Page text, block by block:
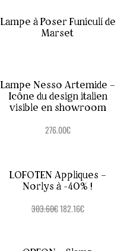
Lampe à Poser Funiculí de
Marset
Lampe Nesso Artemide –
Icône du design italien
visible en showroom
276.00€
LOFOTEN Appliques –
Norlys à -40% !
303.60€182.16€